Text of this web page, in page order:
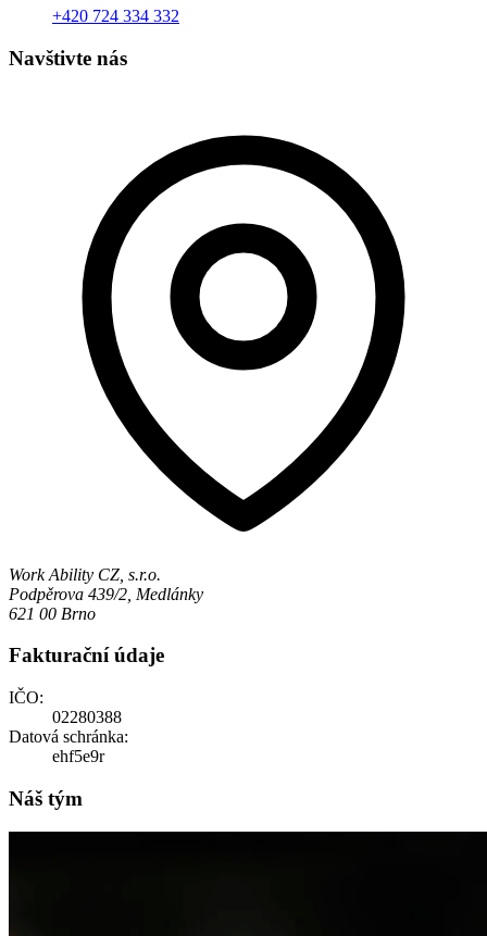
+420 724 334 332
Navštivte nás
Work Ability CZ, s.r.o.
Podpěrova 439/2, Medlánky
621 00 Brno
Fakturační údaje
IČO:
02280388
Datová schránka:
ehf5e9r
Náš tým